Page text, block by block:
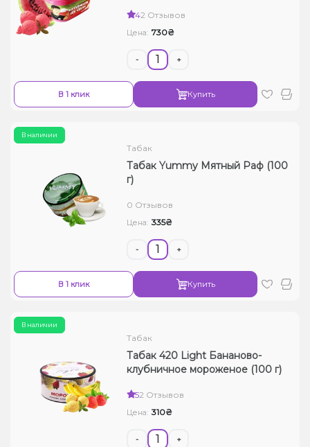
42 Отзывов
Цена: 730₴
- +
В 1 клик Купить
В наличии
Табак
Табак Yummy Мятный Раф (100
г)
0 Отзывов
Цена: 335₴
- +
В 1 клик Купить
В наличии
Табак
Табак 420 Light Бананово-
клубничное мороженое (100 г)
52 Отзывов
Цена: 310₴
- +